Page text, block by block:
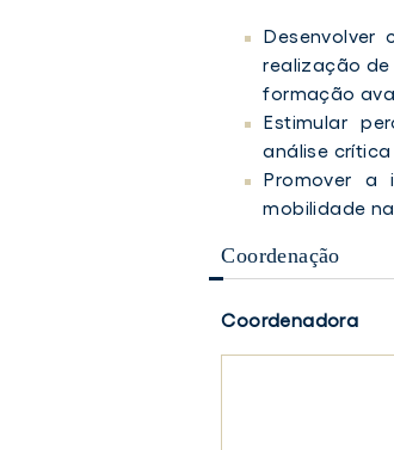
Desenvolver
realização
formação
Estimular
análise
Promover a
mobilidade
Coordenação
Coordenadora